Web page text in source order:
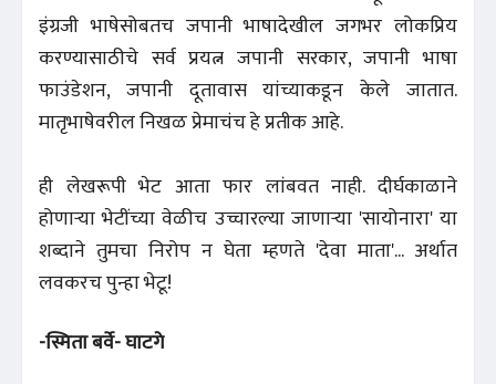
इंग्रजी भाषेसोबतच जपानी भाषादेखील जगभर लोकप्रिय
करण्यासाठीचे सर्व प्रयत्न जपानी सरकार, जपानी भाषा
फाउंडेशन, जपानी दूतावास यांच्याकडून केले जातात.
मातृभाषेवरील निखळ प्रेमाचंच हे प्रतीक आहे.
ही लेखरूपी भेट आता फार लांबवत नाही. दीर्घकाळाने
होणाऱ्या भेटींच्या वेळीच उच्चारल्या जाणाऱ्या 'सायोनारा' या
शब्दाने तुमचा निरोप न घेता म्हणते 'देवा माता'... अर्थात
लवकरच पुन्हा भेटू!
-स्मिता बर्वे- घाटगे